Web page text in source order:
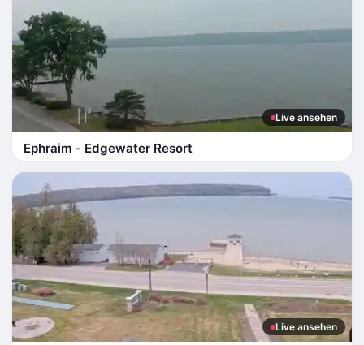
Live ansehen
Ephraim - Edgewater Resort
Live ansehen